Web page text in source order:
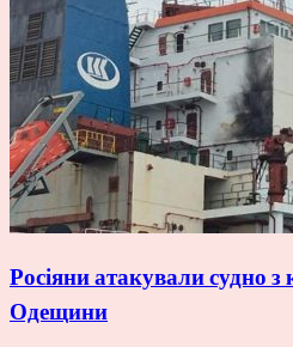
Росіяни атакували судно
Одещини